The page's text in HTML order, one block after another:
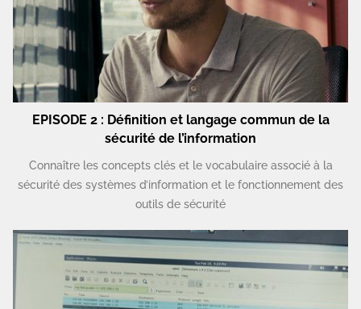
EPISODE 2 : Définition et langage commun de la
sécurité de l’information
Connaître les concepts clés et le vocabulaire associé à la
sécurité des systèmes d’information et le fonctionnement des
outils de sécurité